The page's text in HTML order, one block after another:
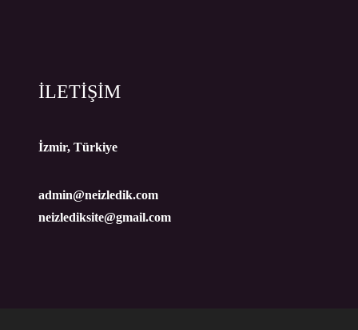
İLETİŞİM
İzmir, Türkiye
admin@neizledik.com
neizlediksite@gmail.com